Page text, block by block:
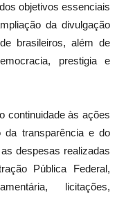
objetivos essenciais
da divulgação
brasileiros, além de
prestigia e
continuidade às ações
da transparência e do
despesas realizadas
Pública Federal,
licitações,